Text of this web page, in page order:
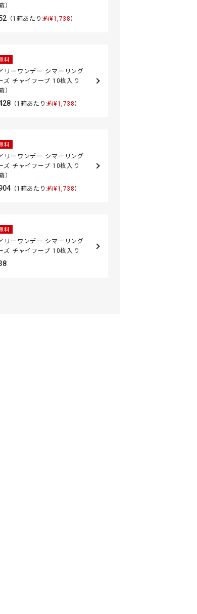
）
（1箱あたり:約¥1,738）
料
リーワンデー シマーリング
ズ チャイフープ 10枚入り
）
（1箱あたり:約¥1,738）
料
リーワンデー シマーリング
ズ チャイフープ 10枚入り
）
（1箱あたり:約¥1,738）
料
リーワンデー シマーリング
ズ チャイフープ 10枚入り